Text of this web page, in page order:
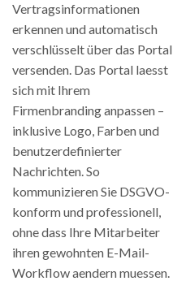
Vertragsinformationen
erkennen und automatisch
verschlüsselt über das Portal
versenden. Das Portal laesst
sich mit Ihrem
Firmenbranding anpassen –
inklusive Logo, Farben und
benutzerdefinierter
Nachrichten. So
kommunizieren Sie DSGVO-
konform und professionell,
ohne dass Ihre Mitarbeiter
ihren gewohnten E-Mail-
Workflow aendern muessen.